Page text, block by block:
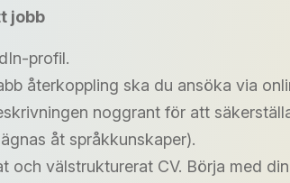
jobb
profil.
återkoppling ska du ansöka via
noggrant för att
åt språkkunskaper).
och välstrukturerat CV. Börja med